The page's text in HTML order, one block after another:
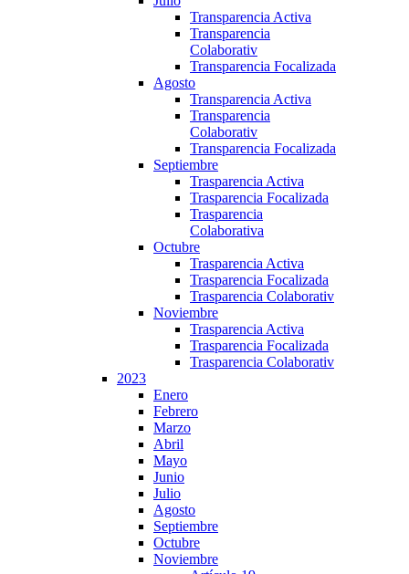
Transparencia Activa
Transparencia
Colaborativ
Transparencia Focalizada
Agosto
Transparencia Activa
Transparencia
Colaborativ
Transparencia Focalizada
Septiembre
Trasparencia Activa
Trasparencia Focalizada
Trasparencia
Colaborativa
Octubre
Trasparencia Activa
Trasparencia Focalizada
Trasparencia Colaborativ
Noviembre
Trasparencia Activa
Trasparencia Focalizada
Trasparencia Colaborativ
2023
Enero
Febrero
Marzo
Abril
Mayo
Junio
Julio
Agosto
Septiembre
Octubre
Noviembre